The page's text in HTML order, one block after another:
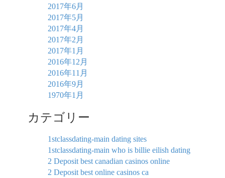
2017年6月
2017年5月
2017年4月
2017年2月
2017年1月
2016年12月
2016年11月
2016年9月
1970年1月
カテゴリー
1stclassdating-main dating sites
1stclassdating-main who is billie eilish dating
2 Deposit best canadian casinos online
2 Deposit best online casinos ca